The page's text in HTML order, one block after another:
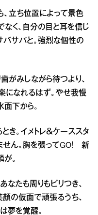
、立ち位置によって景色
なく、自分の目と耳を信じ
バサバと。強烈な個性の
がみしながら待つより、
になれるはず。やせ我慢
面下から。
き。イメトレ＆ケーススタ
せん。胸を張ってGO！ 新
。
なたも周りもピリつき、
顔の仮面で頑張るうち、
夢を覚醒。